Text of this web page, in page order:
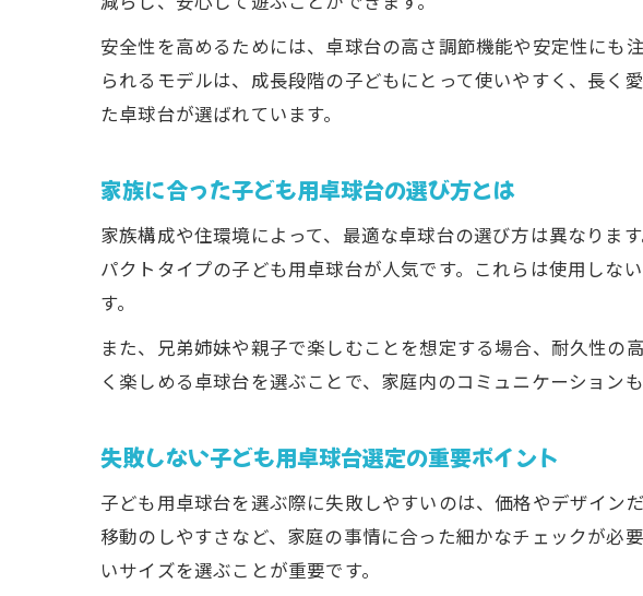
子どもが
遊び心あふ
子ども
子ども
安全性を高めるためには、卓球台の高さ調節機能や安定性にも
られるモデルは、成長段階の子どもにとって使いやすく、長
た卓球台が選ばれています。
家族に合った子ども用卓球台の選び方とは
家族構成や住環境によって、最適な卓球台の選び方は異なりま
パクトタイプの子ども用卓球台が人気です。これらは使用しな
す。
また、兄弟姉妹や親子で楽しむことを想定する場合、耐久性
く楽しめる卓球台を選ぶことで、家庭内のコミュニケーション
失敗しない子ども用卓球台選定の重要ポイント
子ども用卓球台を選ぶ際に失敗しやすいのは、価格やデザイン
移動のしやすさなど、家庭の事情に合った細かなチェックが必
いサイズを選ぶことが重要です。